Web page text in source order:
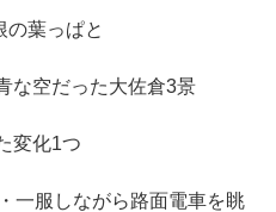
の葉っぱと
な空だった大佐倉3景
変化1つ
一服しながら路面電車を眺